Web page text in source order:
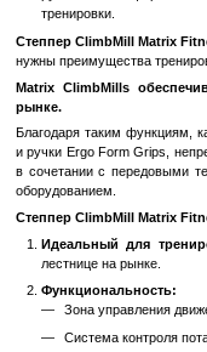
управлением
тренировке: время,
Компактный и
дизайн, что
доме или в
долговечность и
Преимущества:
Интенсивные
укрепляют мышцы
Широкий
воссоздания
разные мышечные